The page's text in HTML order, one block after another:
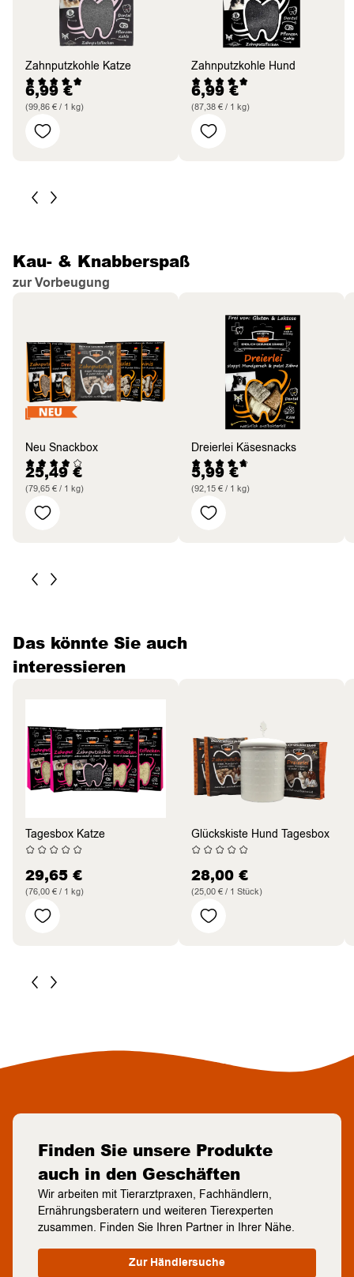
Zahnputzkohle Katze
6,99€
(99,86 € / 1 kg)
Zahnputzkohle Hund
6,99€
(87,38 € / 1 kg)
Kau- & Knabberspaß
zur Vorbeugung
Neu Snackbox
25,49€
(79,65 € / 1 kg)
Dreierlei Käsesnacks
5,99€
(92,15 € / 1 kg)
Das könnte Sie auch
interessieren
Tagesbox Katze
29,65 €
(76,00 € / 1 kg)
Glückskiste Hund Tagesbox
28,00 €
(25,00 € / 1 Stück)
Finden Sie unsere Produkte
auch in den Geschäften
Wir arbeiten mit Tierarztpraxen, Fachhändlern,
Ernährungsberatern und weiteren Tierexperten
zusammen. Finden Sie Ihren Partner in Ihrer Nähe.
Zur Händlersuche